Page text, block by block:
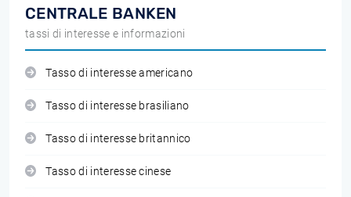
CENTRALE BANKEN
tassi di interesse e informazioni
Tasso di interesse americano
Tasso di interesse brasiliano
Tasso di interesse britannico
Tasso di interesse cinese